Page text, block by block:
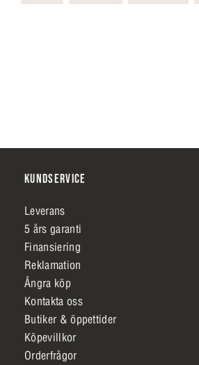
KUNDSERVICE
Leverans
5 års garanti
Finansiering
Reklamation
Ångra köp
Kontakta oss
Butiker & öppettider
Köpevillkor
Orderfrågor